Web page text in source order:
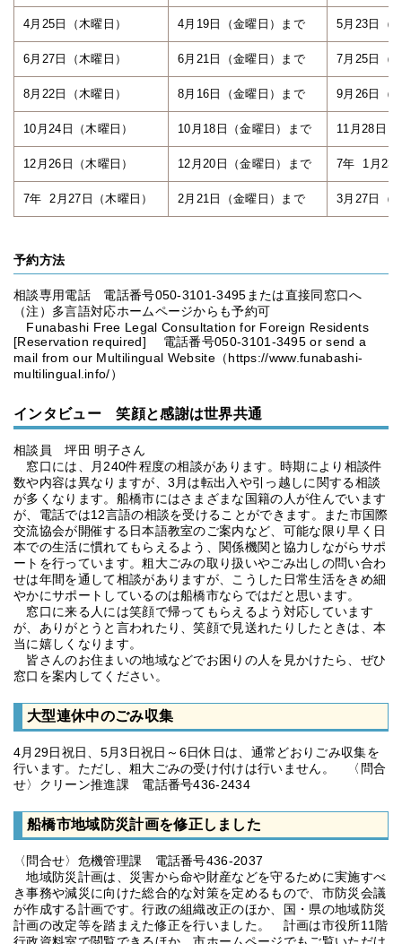
4月25日（木曜日） 4月19日（金曜日）まで 5月23日（
6月27日（木曜日） 6月21日（金曜日）まで 7月25日（
8月22日（木曜日） 8月16日（金曜日）まで 9月26日（
10月24日（木曜日） 10月18日（金曜日）まで 11月28日
12月26日（木曜日） 12月20日（金曜日）まで 7年 1月23
7年 2月27日（木曜日） 2月21日（金曜日）まで 3月27日（
予約方法
相談専用電話 電話番号050-3101-3495または直接同窓口へ
（注）多言語対応ホームページからも予約可
Funabashi Free Legal Consultation for Foreign Residents
[Reservation required] 電話番号050-3101-3495 or send a
mail from our Multilingual Website（https://www.funabashi-
multilingual.info/）
インタビュー 笑顔と感謝は世界共通
相談員 坪田 明子さん
窓口には、月240件程度の相談があります。時期により相談件
数や内容は異なりますが、3月は転出入や引っ越しに関する相談
が多くなります。船橋市にはさまざまな国籍の人が住んでいます
が、電話では12言語の相談を受けることができます。また市国際
交流協会が開催する日本語教室のご案内など、可能な限り早く日
本での生活に慣れてもらえるよう、関係機関と協力しながらサポ
ートを行っています。粗大ごみの取り扱いやごみ出しの問い合わ
せは年間を通して相談がありますが、こうした日常生活をきめ細
やかにサポートしているのは船橋市ならではだと思います。
窓口に来る人には笑顔で帰ってもらえるよう対応しています
が、ありがとうと言われたり、笑顔で見送れたりしたときは、本
当に嬉しくなります。
皆さんのお住まいの地域などでお困りの人を見かけたら、ぜひ
窓口を案内してください。
大型連休中のごみ収集
4月29日祝日、5月3日祝日～6日休日は、通常どおりごみ収集を
行います。ただし、粗大ごみの受け付けは行いません。 〈問合
せ〉クリーン推進課 電話番号436-2434
船橋市地域防災計画を修正しました
〈問合せ〉危機管理課 電話番号436-2037
地域防災計画は、災害から命や財産などを守るために実施すべ
き事務や減災に向けた総合的な対策を定めるもので、市防災会議
が作成する計画です。行政の組織改正のほか、国・県の地域防災
計画の改定等を踏まえた修正を行いました。 計画は市役所11階